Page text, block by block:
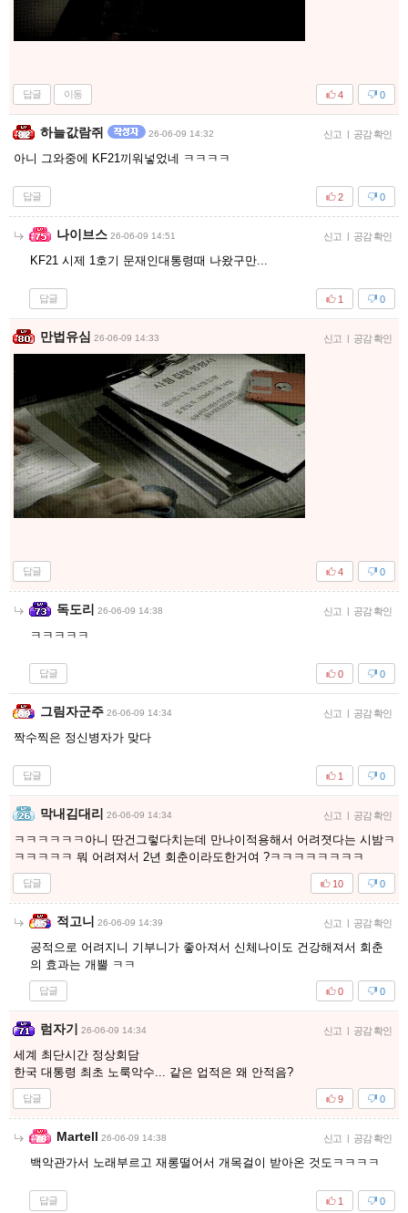
답글 이동 0
4
하늘값람쥐 26-06-09 14:32 신고 | 공감 확인
아니 그와중에 KF21끼워넣었네 ㅋㅋㅋㅋ
답글 0
2
나이브스 26-06-09 14:51 신고 | 공감 확인
KF21 시제 1호기 문재인대통령때 나왔구만...
답글 0
1
만법유심 26-06-09 14:33 신고 | 공감 확인
답글 0
4
독도리 26-06-09 14:38 신고 | 공감 확인
ㅋㅋㅋㅋㅋ
답글 0
0
그림자군주 26-06-09 14:34 신고 | 공감 확인
짝수찍은 정신병자가 맞다
답글 0
1
막내김대리 26-06-09 14:34 신고 | 공감 확인
ㅋㅋㅋㅋㅋㅋ아니 딴건그렇다치는데 만나이적용해서 어려졋다는 시밤ㅋ
ㅋㅋㅋㅋㅋ 뭐 어려져서 2년 회춘이라도한거여 ?ㅋㅋㅋㅋㅋㅋㅋㅋ
답글 0
10
적고니 26-06-09 14:39 신고 | 공감 확인
공적으로 어려지니 기부니가 좋아져서 신체나이도 건강해져서 회춘
의 효과는 개뿔 ㅋㅋ
답글 0
0
럼자기 26-06-09 14:34 신고 | 공감 확인
세계 최단시간 정상회담
한국 대통령 최초 노룩악수... 같은 업적은 왜 안적음?
답글 0
9
Martell 26-06-09 14:38 신고 | 공감 확인
백악관가서 노래부르고 재롱떨어서 개목걸이 받아온 것도ㅋㅋㅋㅋ
답글 0
1